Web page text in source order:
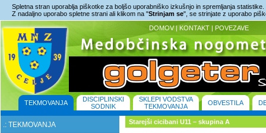
Spletna stran uporablja piškotke za boljšo uporabniško izkušnjo in spremljanja statistike.
Z nadaljno uporabo spletne strani ali klikom na "Strinjam se", se strinjate z uporabo
DOMOV | KONTAKT | POVEZAVE
TEKMOVANJA
DISCIPLINSKI
SODNIK
SKLEPI VODSTVA
TEKMOVANJA
OBVESTILA
.: TEKMOVANJA Starejši cicibani U11 – skupina A